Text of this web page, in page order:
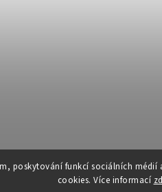
poskytování funkcí sociálních
cookies. Více informací